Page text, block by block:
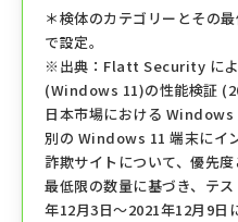
＊検体のカテゴリーとその
で設定。
※出典：Flatt Security によ
(Windows 11)の性能検証
⽇本市場における Windows
別の Windows 11 端末にイ
詐欺サイトについて、優先
最低限の数量に基づき、テ
年12⽉3⽇〜2021年12⽉9⽇